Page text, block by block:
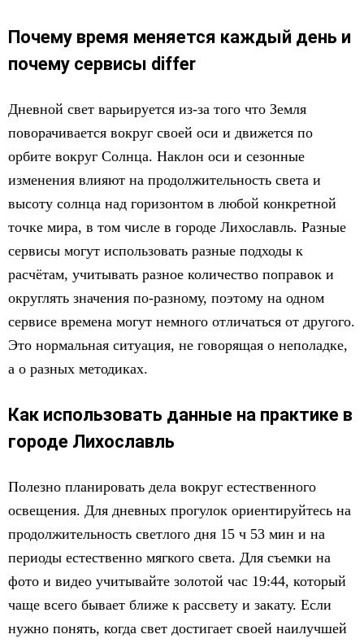
Почему время меняется каждый день и
почему сервисы differ
Дневной свет варьируется из-за того что Земля
поворачивается вокруг своей оси и движется по
орбите вокруг Солнца. Наклон оси и сезонные
изменения влияют на продолжительность света и
высоту солнца над горизонтом в любой конкретной
точке мира, в том числе в городе Лихославль. Разные
сервисы могут использовать разные подходы к
расчётам, учитывать разное количество поправок и
округлять значения по-разному, поэтому на одном
сервисе времена могут немного отличаться от другого.
Это нормальная ситуация, не говорящая о неполадке,
а о разных методиках.
Как использовать данные на практике в
городе Лихославль
Полезно планировать дела вокруг естественного
освещения. Для дневных прогулок ориентируйтесь на
продолжительность светлого дня 15 ч 53 мин и на
периоды естественно мягкого света. Для съемки на
фото и видео учитывайте золотой час 19:44, который
чаще всего бывает ближе к рассвету и закату. Если
нужно понять, когда свет достигает своей наилучшей